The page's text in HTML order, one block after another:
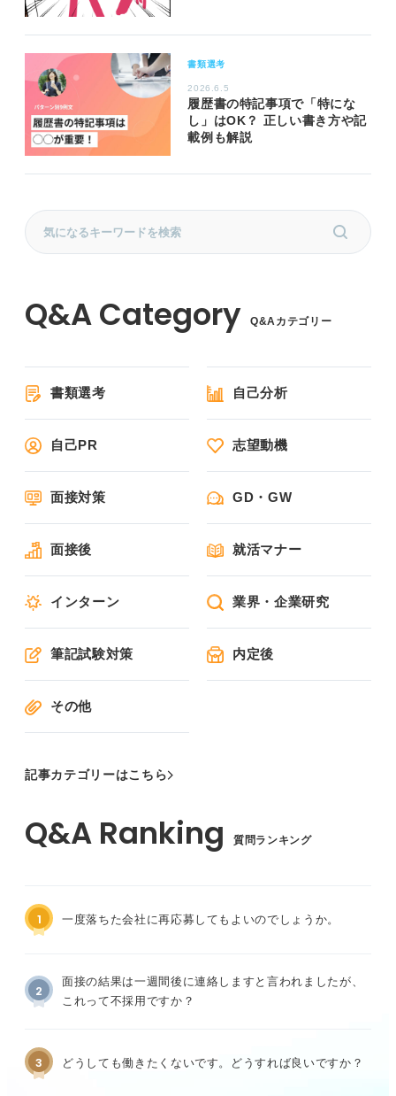
書類選考
2026.6.5
履歴書の特記事項で「特にな
し」はOK？ 正しい書き方や記
載例も解説
Q&Aカテゴリー
書類選考 自己分析
自己PR 志望動機
面接対策 GD・GW
面接後 就活マナー
インターン 業界・企業研究
筆記試験対策 内定後
その他
記事カテゴリーはこちら
質問ランキング
1 一度落ちた会社に再応募してもよいのでしょうか。
2
面接の結果は一週間後に連絡しますと言われましたが、
これって不採用ですか？
3 どうしても働きたくないです。どうすれば良いですか？